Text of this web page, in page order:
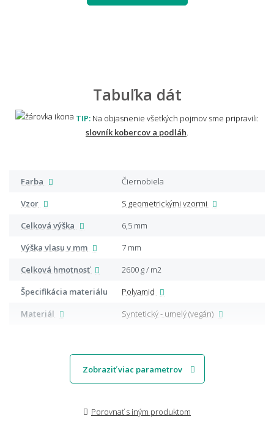
Tabuľka dát
TIP: Na objasnenie všetkých pojmov sme pripravili:
slovník kobercov a podláh
Farba
Čiernobiela
Vzor
S geometrickými vzormi
Celková výška
6,5 mm
Výška vlasu v mm
7 mm
Celková hmotnosť
2600 g / m2
Špecifikácia materiálu
Polyamid
Materiál
Syntetický - umelý (vegán)
Zobraziť viac parametrov
Porovnať s iným produktom